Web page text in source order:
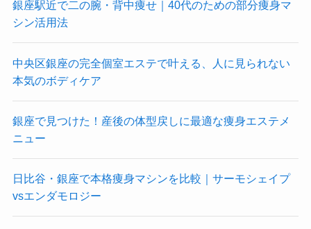
銀座駅近で二の腕・背中痩せ｜40代のための部分痩身マ
シン活用法
中央区銀座の完全個室エステで叶える、人に見られない
本気のボディケア
銀座で見つけた！産後の体型戻しに最適な痩身エステメ
ニュー
日比谷・銀座で本格痩身マシンを比較｜サーモシェイプ
vsエンダモロジー